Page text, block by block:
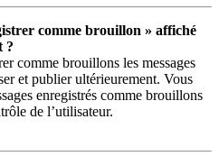
comme brouillon » affiché
?
comme brouillons les messages
et publier ultérieurement. Vous
enregistrés comme brouillons
de l’utilisateur.